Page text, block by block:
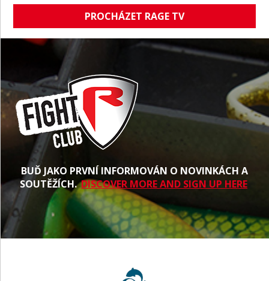
PROCHÁZET RAGE TV
BUĎ JAKO PRVNÍ INFORMOVÁN O NOVINKÁCH A
SOUTĚŽÍCH.DISCOVER MORE AND SIGN UP HERE